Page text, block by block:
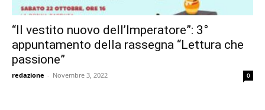
“Il vestito nuovo dell’Imperatore”: 3°
appuntamento della rassegna “Lettura che
passione”
redazione - Novembre 3, 2022 0